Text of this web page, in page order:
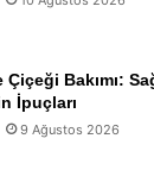
Bakımı:
İpuçları
9 Ağustos 2026